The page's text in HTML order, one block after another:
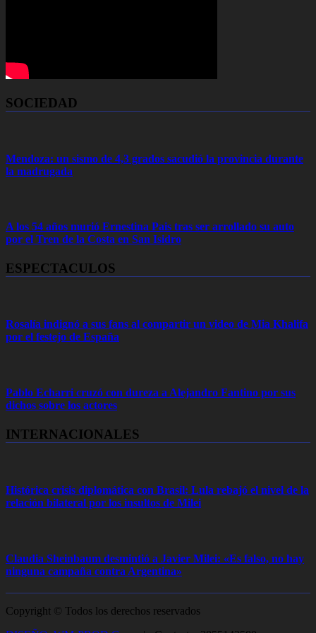
SOCIEDAD
Mendoza: un sismo de 4,3 grados sacudió la provincia durante
la madrugada
A los 54 años murió Ernestina Pais tras ser arrollado su auto
por el Tren de la Costa en San Isidro
ESPECTACULOS
Rosalía indignó a sus fans al compartir un video de Mia Khalifa
por el festejo de España
Pablo Echarri cruzó con dureza a Alejandro Fantino por sus
dichos sobre los actores
INTERNACIONALES
Histórica crisis diplomática con Brasil: Lula rebajó el nivel de la
relación bilateral por los insultos de Milei
Claudia Sheinbaum desmintió a Javier Milei: «Es falso, no hay
ninguna campaña contra Argentina»
Copyright © Todos los derechos reservados